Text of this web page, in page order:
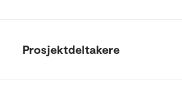
Prosjektdeltakere